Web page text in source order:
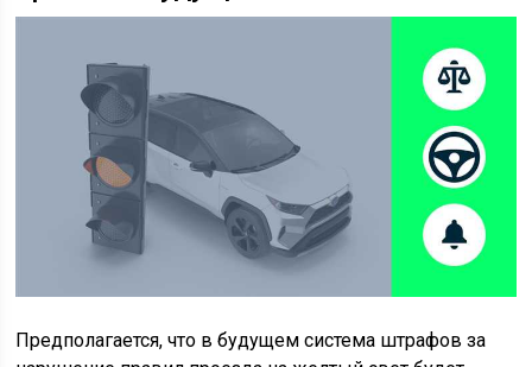
Предполагается, что в будущем система штрафов за